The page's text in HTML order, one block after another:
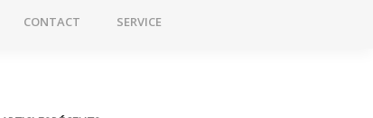
CONTACT SERVICE